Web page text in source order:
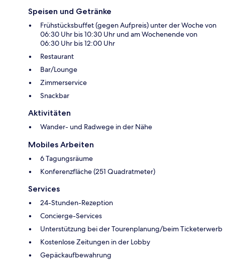
Speisen und Getränke
Frühstücksbuffet (gegen Aufpreis) unter der Woche von
06:30 Uhr bis 10:30 Uhr und am Wochenende von
06:30 Uhr bis 12:00 Uhr
Restaurant
Bar/Lounge
Zimmerservice
Snackbar
Aktivitäten
Wander- und Radwege in der Nähe
Mobiles Arbeiten
6 Tagungsräume
Konferenzfläche (251 Quadratmeter)
Services
24-Stunden-Rezeption
Concierge-Services
Unterstützung bei der Tourenplanung/beim Ticketerwerb
Kostenlose Zeitungen in der Lobby
Gepäckaufbewahrung